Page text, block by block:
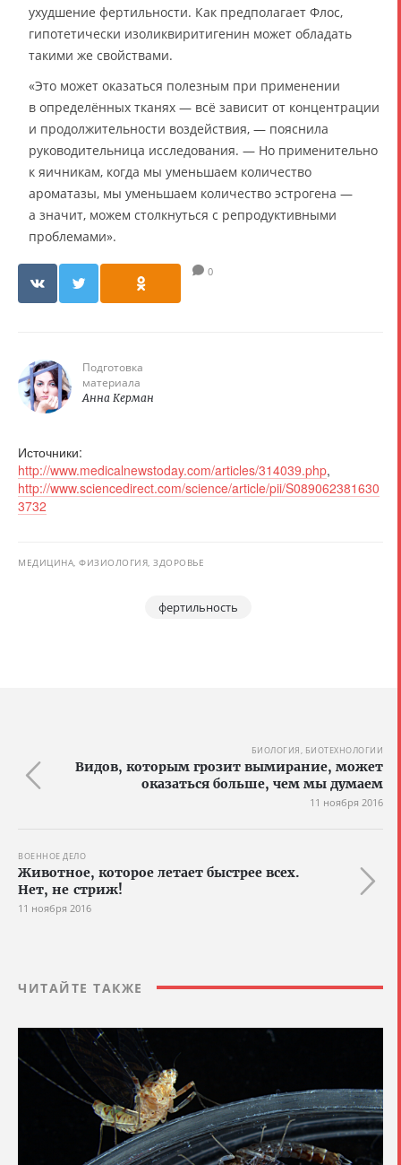
ухудшение фертильности. Как предполагает Флос,
гипотетически изоликвиритигенин может обладать
такими же свойствами.
«Это может оказаться полезным при применении
в определённых тканях — всё зависит от концентрации
и продолжительности воздействия, — пояснила
руководительница исследования. — Но применительно
к яичникам, когда мы уменьшаем количество
ароматазы, мы уменьшаем количество эстрогена —
а значит, можем столкнуться с репродуктивными
проблемами».
0
Подготовка
материала
Анна Керман
Источники:
http://www.medicalnewstoday.com/articles/314039.php,
http://www.sciencedirect.com/science/article/pii/S089062381630
3732
МЕДИЦИНА, ФИЗИОЛОГИЯ, ЗДОРОВЬЕ
фертильность
БИОЛОГИЯ, БИОТЕХНОЛОГИИ
Видов, которым грозит вымирание, может
оказаться больше, чем мы думаем
11 ноября 2016
ВОЕННОЕ ДЕЛО
Животное, которое летает быстрее всех.
Нет, не стриж!
11 ноября 2016
ЧИТАЙТЕ ТАКЖЕ